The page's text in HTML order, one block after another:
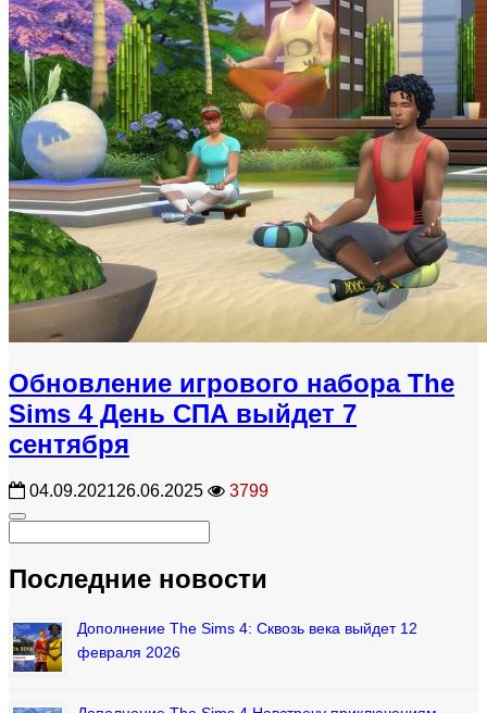
Обновление игрового набора The
Sims 4 День СПА выйдет 7
сентября
04.09.202126.06.2025 3799
Последние новости
Дополнение The Sims 4: Сквозь века выйдет 12
февраля 2026